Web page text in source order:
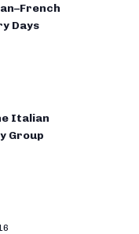
Days
Italian
Group